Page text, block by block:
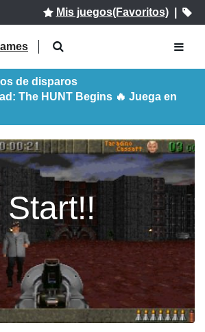
Mis juegos(Favoritos)|
de disparos
The HUNT Begins 🔥 Juega en
Start!!